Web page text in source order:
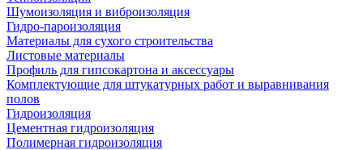
Шумоизоляция и виброизоляция
Гидро-пароизоляция
Материалы для сухого строительства
Листовые материалы
Профиль для гипсокартона и аксессуары
Комплектующие для штукатурных работ и выравнивания
полов
Гидроизоляция
Цементная гидроизоляция
Полимерная гидроизоляция